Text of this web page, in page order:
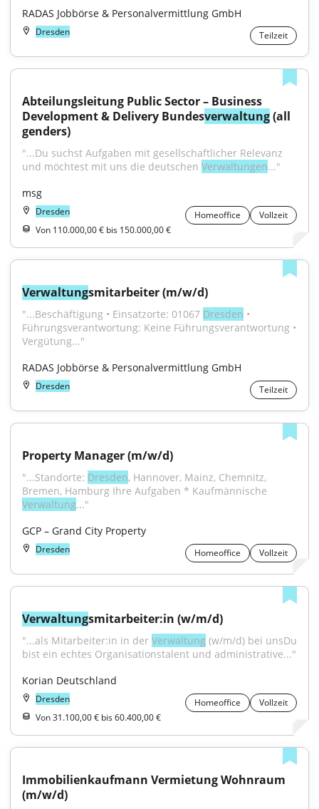
RADAS Jobbörse & Personalvermittlung GmbH
Dresden Teilzeit
Abteilungsleitung Public Sector – Business
Development & Delivery Bundesverwaltung (all
genders)
"...Du suchst Aufgaben mit gesellschaftlicher Relevanz
und möchtest mit uns die deutschen Verwaltungen..."
msg
Dresden Homeoffice
Vollzeit
Von 110.000,00 € bis 150.000,00 €
Verwaltungsmitarbeiter (m/w/d)
"...Beschäftigung • Einsatzorte: 01067 Dresden •
Führungsverantwortung: Keine Führungsverantwortung •
Vergütung..."
RADAS Jobbörse & Personalvermittlung GmbH
Dresden Teilzeit
Property Manager (m/w/d)
"...Standorte: Dresden, Hannover, Mainz, Chemnitz,
Verwaltung..."
GCP – Grand City Property
Dresden Homeoffice Vollzeit
Verwaltungsmitarbeiter:in (w/m/d)
"...als Mitarbeiter:in in der Verwaltung (w/m/d) bei unsDu
bist ein echtes Organisationstalent und administrative..."
Korian Deutschland
Dresden Homeoffice
Vollzeit
Von 31.100,00 € bis 60.400,00 €
Immobilienkaufmann Vermietung Wohnraum
(m/w/d)